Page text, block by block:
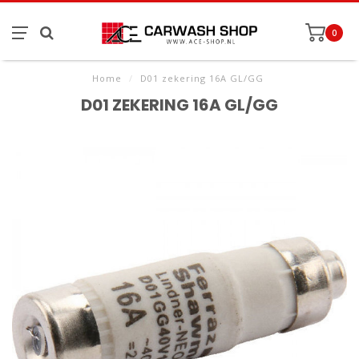
0
Home / D01 zekering 16A GL/GG
D01 ZEKERING 16A GL/GG